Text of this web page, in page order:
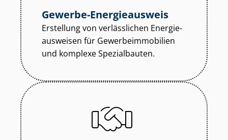
Gewerbe-Energieausweis
Erstellung von verlässlichen En­er­gie­
aus­wei­sen für Ge­wer­be­im­mo­bi­li­en
und komplexe Spezialbauten.